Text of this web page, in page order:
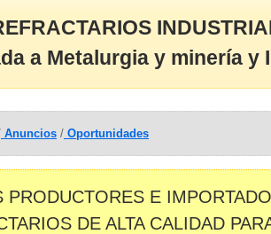
a Metalurgia y minería y
Anuncios / Oportunidades
PRODUCTORES E
DE ALTA CALIDAD